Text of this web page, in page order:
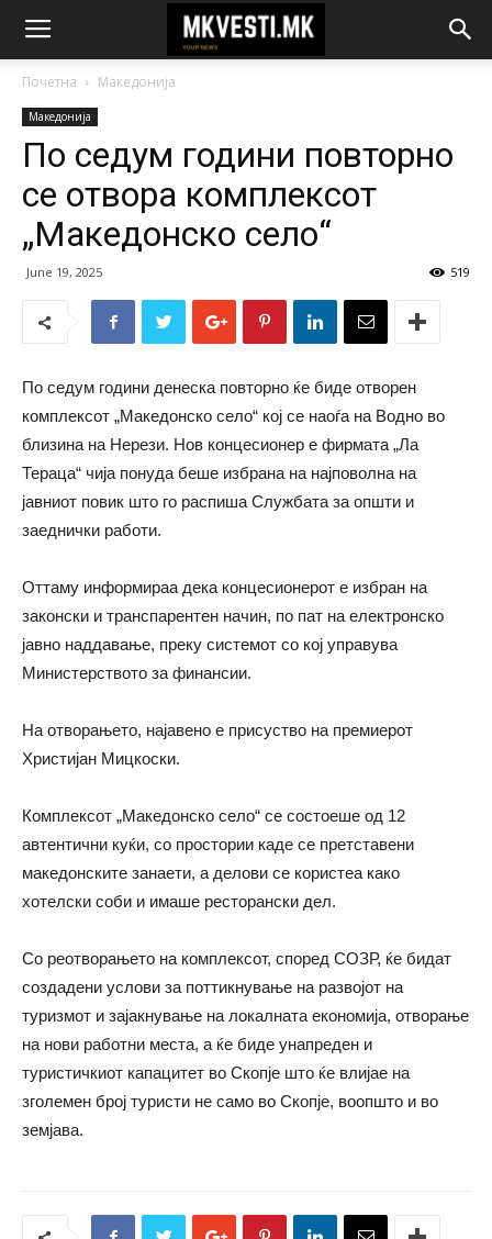
Почетна Македонија
Македонија
По седум години повторно
се отвора комплексот
„Македонско село“
June 19, 2025 519
По седум години денеска повторно ќе биде отворен
комплексот „Македонско село“ кој се наоѓа на Водно во
близина на Нерези. Нов концесионер е фирмата „Ла
Тераца“ чија понуда беше избрана на најповолна на
јавниот повик што го распиша Службата за општи и
заеднички работи.
Оттаму информираа дека концесионерот е избран на
законски и транспарентен начин, по пат на електронско
јавно наддавање, преку системот со кој управува
Министерството за финансии.
На отворањето, најавено е присуство на премиерот
Христијан Мицкоски.
Комплексот „Македонско село“ се состоеше од 12
автентични куќи, со простории каде се претставени
македонските занаети, а делови се користеа како
хотелски соби и имаше ресторански дел.
Со реотворањето на комплексот, според СОЗР, ќе бидат
создадени услови за поттикнување на развојот на
туризмот и зајакнување на локалната економија, отворање
на нови работни места, а ќе биде унапреден и
туристичкиот капацитет во Скопје што ќе влијае на
зголемен број туристи не само во Скопје, воопшто и во
земјава.